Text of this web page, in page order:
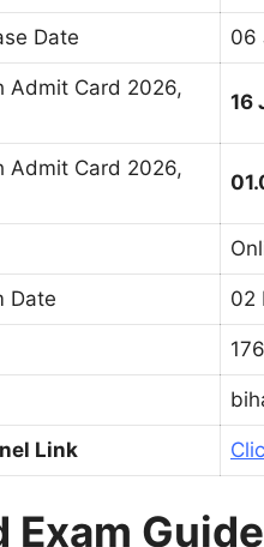
Date 06
Admit Card 2026,
16
Admit Card 2026,
Date 02
Link
Exam